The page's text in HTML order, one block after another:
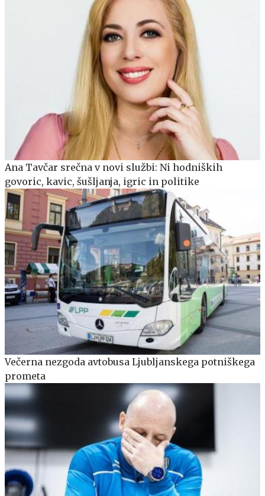
Ana Tavčar srečna v novi službi: Ni hodniških
govoric, kavic, šušljanja, igric in politike
Večerna nezgoda avtobusa Ljubljanskega potniškega
prometa